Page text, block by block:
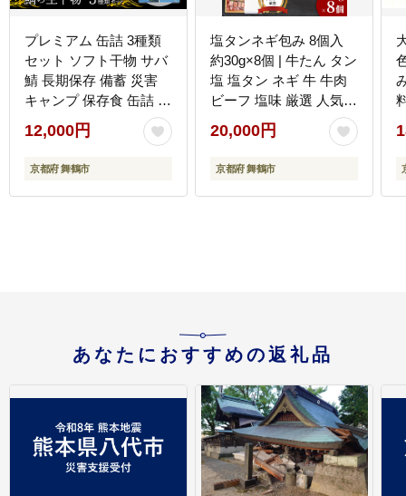
プレミアム 缶詰 3種類
セット ソフト干物 サバ
鯖 長期保存 備蓄 災害
キャンプ 保存食 缶詰 魚
海鮮 シーフード 鯖缶 高
級缶
12,000円
京都府 舞鶴市
塩タンネギ包み 8個入
約30g×8個 | 牛たん タン
塩 塩タン ネギ 牛 牛肉
ビーフ 塩味 厳選 人気
焼肉 冷凍 小分け ギフト
贈答用 美味しい お勧め
おすすめ 熨斗 舞鶴市 京
20,000円
京都府 舞鶴市
あなたにおすすめの返礼品